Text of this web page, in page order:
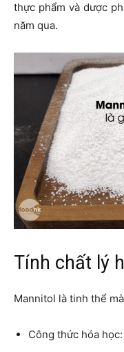
thực phẩm và dược
năm qua.
Tính chất lý
Mannitol là tinh thể
Công thức hóa học: